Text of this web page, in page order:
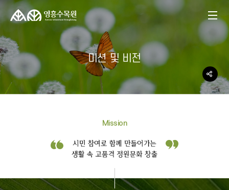
미션 및 비전
Mission